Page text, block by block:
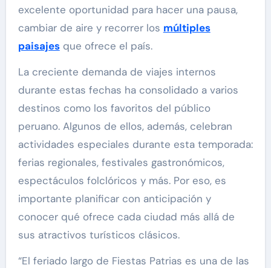
excelente oportunidad para hacer una pausa,
cambiar de aire y recorrer los múltiples
paisajesque ofrece el país.
La creciente demanda de viajes internos
durante estas fechas ha consolidado a varios
destinos como los favoritos del público
peruano. Algunos de ellos, además, celebran
actividades especiales durante esta temporada:
ferias regionales, festivales gastronómicos,
espectáculos folclóricos y más. Por eso, es
importante planificar con anticipación y
conocer qué ofrece cada ciudad más allá de
sus atractivos turísticos clásicos.
“El feriado largo de Fiestas Patrias es una de las